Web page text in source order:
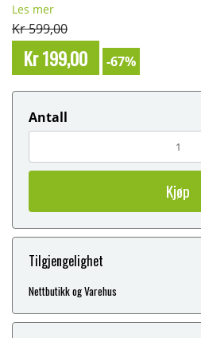
Les mer
Kr 599,00
Kr 199,00 -67%
Antall
Kjøp
Tilgjengelighet
Nettbutikk og Varehus